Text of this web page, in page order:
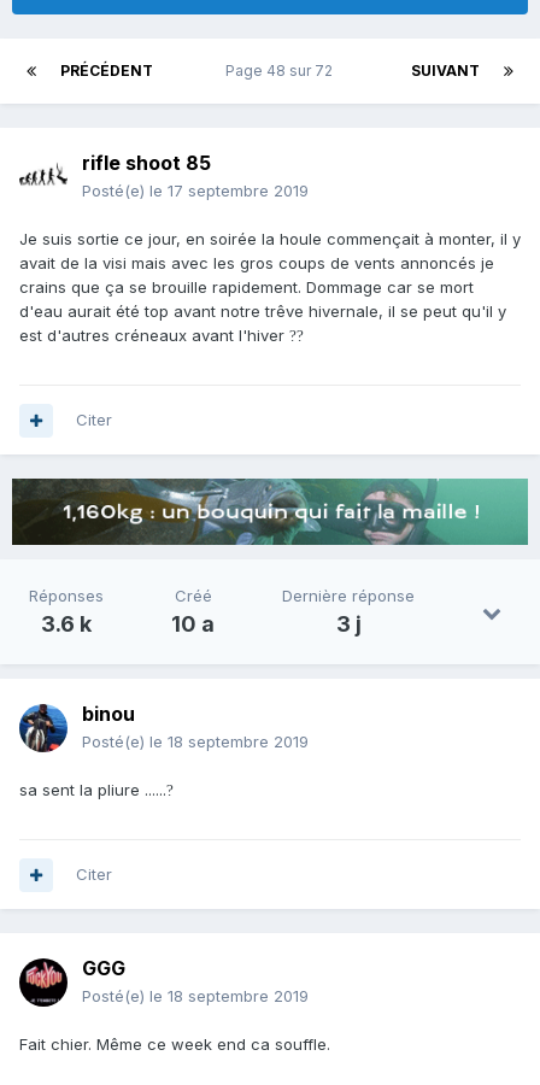
PRÉCÉDENT SUIVANT
Page 48 sur 72
rifle shoot 85
Posté(e) le 17 septembre 2019
Je suis sortie ce jour, en soirée la houle commençait à monter, il y
avait de la visi mais avec les gros coups de vents annoncés je
crains que ça se brouille rapidement. Dommage car se mort
d'eau aurait été top avant notre trêve hivernale, il se peut qu'il y
est d'autres créneaux avant l'hiver ??
Citer
Réponses
3.6 k
Créé
10 a
Dernière réponse
3 j
binou
Posté(e) le 18 septembre 2019
sa sent la pliure ......?
Citer
GGG
Posté(e) le 18 septembre 2019
Fait chier. Même ce week end ca souffle.